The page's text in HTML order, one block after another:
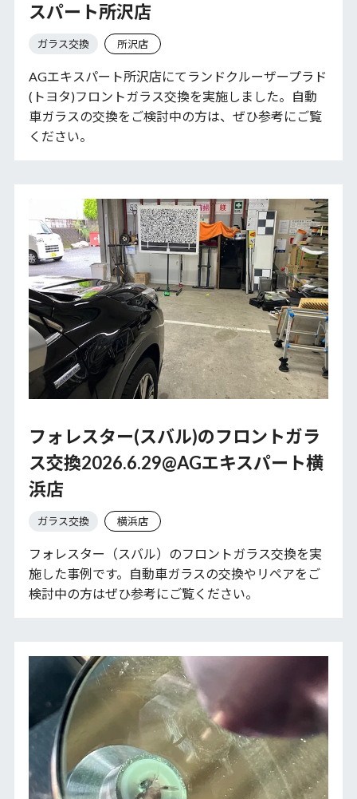
スパート所沢店
ガラス交換 所沢店
AGエキスパート所沢店にてランドクルーザープラド
(トヨタ)フロントガラス交換を実施しました。自動
車ガラスの交換をご検討中の方は、ぜひ参考にご覧
ください。
フォレスター(スバル)のフロントガラ
ス交換2026.6.29@AGエキスパート横
浜店
ガラス交換 横浜店
フォレスター（スバル）のフロントガラス交換を実
施した事例です。自動車ガラスの交換やリペアをご
検討中の方はぜひ参考にご覧ください。